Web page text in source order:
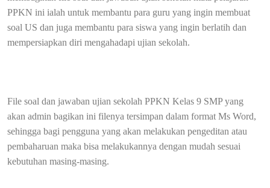
PPKN ini ialah untuk membantu para guru yang ingin membuat
soal US dan juga membantu para siswa yang ingin berlatih dan
mempersiapkan diri mengahadapi ujian sekolah.
File soal dan jawaban ujian sekolah PPKN Kelas 9 SMP yang
akan admin bagikan ini filenya tersimpan dalam format Ms Word,
sehingga bagi pengguna yang akan melakukan pengeditan atau
pembaharuan maka bisa melakukannya dengan mudah sesuai
kebutuhan masing-masing.